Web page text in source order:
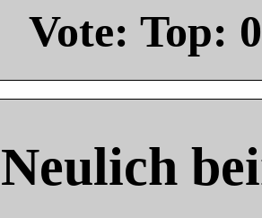
Vote: Top: 0
Neulich